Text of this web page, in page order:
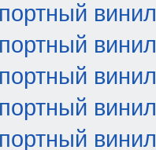
винил
винил
винил
винил
винил